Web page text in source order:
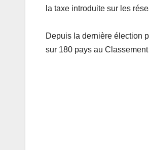
la taxe introduite sur les
Depuis la dernière élection
sur 180 pays au